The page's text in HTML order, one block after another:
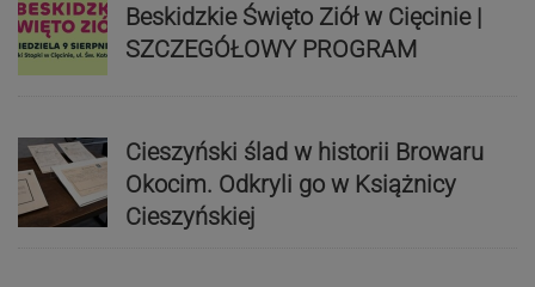
Beskidzkie Święto Ziół w Cięcinie |
SZCZEGÓŁOWY PROGRAM
Cieszyński ślad w historii Browaru
Okocim. Odkryli go w Książnicy
Cieszyńskiej